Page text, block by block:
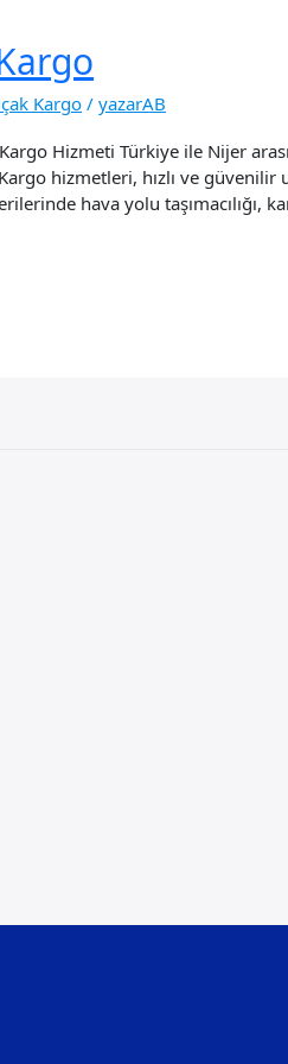
Kargo/yazarAB
Hizmeti Türkiye ile Nijer
hizmetleri, hızlı ve güvenilir
hava yolu taşımacılığı,